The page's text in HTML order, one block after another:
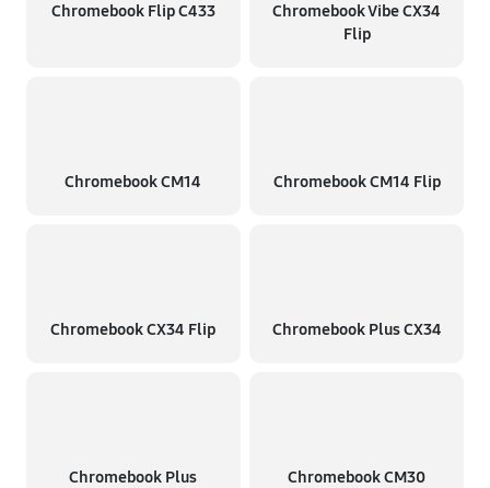
Chromebook Flip C433
Chromebook Vibe CX34
Flip
Chromebook CM14 Chromebook CM14 Flip
Chromebook CX34 Flip Chromebook Plus CX34
Chromebook Plus
Chromebook CM30